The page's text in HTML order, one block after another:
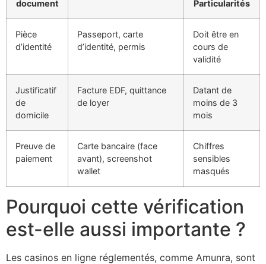
document Particularités
Pièce
d’identité
Passeport, carte
d’identité, permis
Doit être en
cours de
validité
Justificatif
de
domicile
Facture EDF, quittance
de loyer
Datant de
moins de 3
mois
Preuve de
paiement
Carte bancaire (face
avant), screenshot
wallet
Chiffres
sensibles
masqués
Pourquoi cette vérification
est-elle aussi importante ?
Les casinos en ligne réglementés, comme Amunra, sont